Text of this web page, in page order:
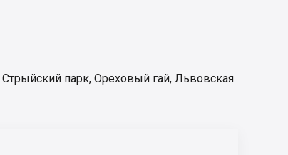
Стрыйский парк, Ореховый гай, Львовская